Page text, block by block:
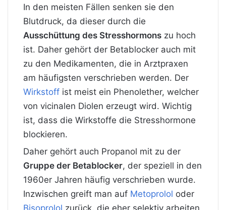
In den meisten Fällen senken sie den
Blutdruck, da dieser durch die
Ausschüttung des Stresshormons zu hoch
ist. Daher gehört der Betablocker auch mit
zu den Medikamenten, die in Arztpraxen
am häufigsten verschrieben werden. Der
Wirkstoff ist meist ein Phenolether, welcher
von vicinalen Diolen erzeugt wird. Wichtig
ist, dass die Wirkstoffe die Stresshormone
blockieren.
Daher gehört auch Propanol mit zu der
Gruppe der Betablocker, der speziell in den
1960er Jahren häufig verschrieben wurde.
Inzwischen greift man auf Metoprolol oder